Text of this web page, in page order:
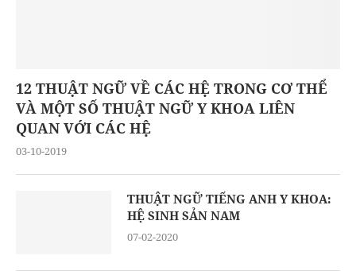
12 THUẬT NGỮ VỀ CÁC HỆ TRONG CƠ THỂ
VÀ MỘT SỐ THUẬT NGỮ Y KHOA LIÊN
QUAN VỚI CÁC HỆ
03-10-2019
THUẬT NGỮ TIẾNG ANH Y KHOA:
HỆ SINH SẢN NAM
07-02-2020